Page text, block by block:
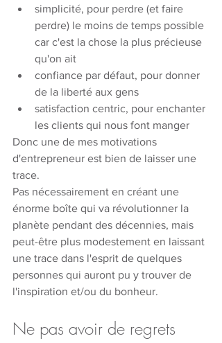
simplicité, pour perdre (et faire
perdre) le moins de temps possible
car c'est la chose la plus précieuse
qu'on ait
confiance par défaut, pour donner
de la liberté aux gens
satisfaction centric, pour enchanter
les clients qui nous font manger
Donc une de mes motivations
d'entrepreneur est bien de laisser une
trace.
Pas nécessairement en créant une
énorme boîte qui va révolutionner la
planète pendant des décennies, mais
peut-être plus modestement en laissant
une trace dans l'esprit de quelques
personnes qui auront pu y trouver de
l'inspiration et/ou du bonheur.
Ne pas avoir de regrets